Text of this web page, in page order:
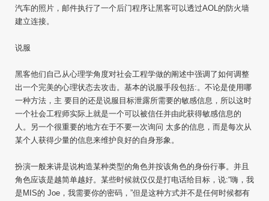
汽车的照片，邮件执行了一个后门程序让黑客可以透过AOL的防火墙
建立连接。
说服
黑客他们自己从心理学角度对社会工程学做的阐述中强调了如何调整
出一个完美的心理状态去攻击。基本的说服手段包括:。不论是使用哪
一种方法，主 要目的还是说服目标泄露所需要的敏感信息，所以这时
一个社会工程师实际上就是一个可以被信任并由此获得敏感信息的
人。另一个很重要的地方在于不要一次询问 太多的信息，而是每次从
某个人获得少量的信息来维护良好的自身形象。
扮演一般来讲是说构造某种类型的角色并按该角色的身份行事。并且
角色应该是越简单越好。某些时候就仅仅是打电话给目标，说:“嗨，我
是MIS的 Joe，我需要你的密码，”但是这种方式并不是任何时候都有